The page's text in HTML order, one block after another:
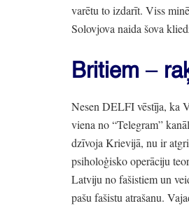
varētu to izdarīt. Viss
Solovjova naida šova
Britiem –
Nesen DELFI vēstīja, ka
viena no“Telegram”
dzīvoja Krievijā, nu ir
psiholoģisko operāciju
Latviju no fašistiem un
pašu fašistu atrašanu.